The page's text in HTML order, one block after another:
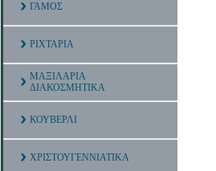
ΓΑΜΟΣ
ΡΙΧΤΑΡΙΑ
ΜΑΞΙΛΑΡΙΑ
ΔΙΑΚΟΣΜΗΤΙΚΑ
ΚΟΥΒΕΡΛΙ
ΧΡΙΣΤΟΥΓΕΝΝΙΑΤΙΚΑ